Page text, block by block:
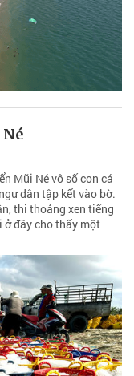
Mũi Né vô số con cá
dân tập kết vào bờ.
thi thoảng xen tiếng
ở đây cho thấy một